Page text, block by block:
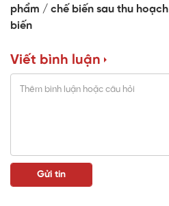
phẩm
chế biến sau thu hoạch
biến
Viết bình luận